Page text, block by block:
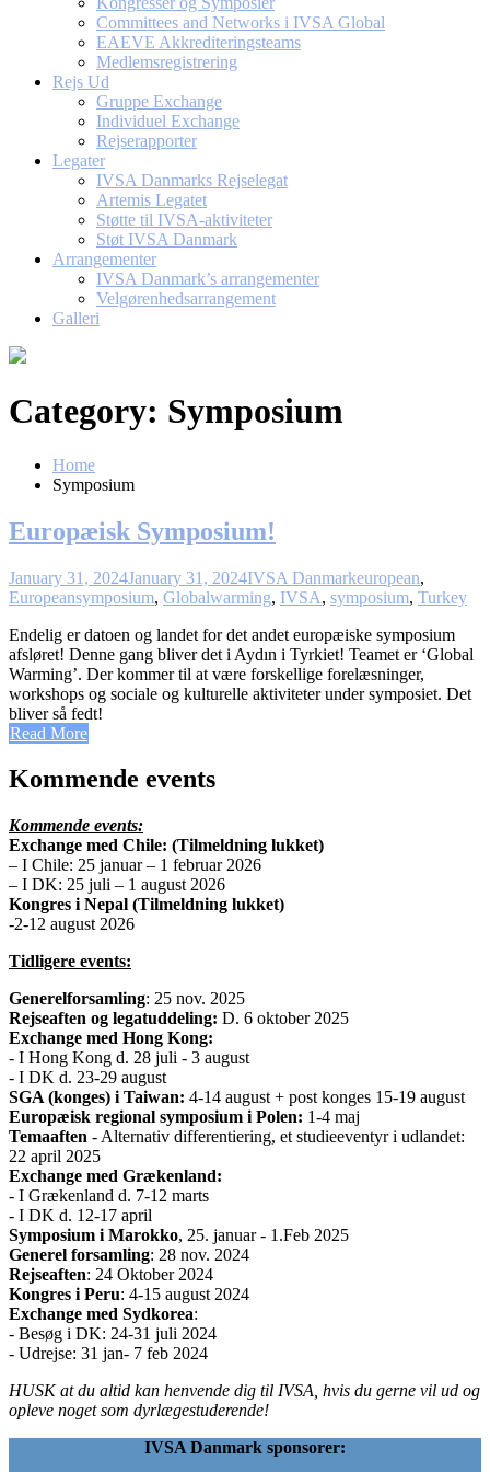
Committees and Networks i IVSA Global
EAEVE Akkrediteringsteams
Medlemsregistrering
Rejs Ud
Gruppe Exchange
Individuel Exchange
Rejserapporter
Legater
IVSA Danmarks Rejselegat
Artemis Legatet
Støtte til IVSA-aktiviteter
Støt IVSA Danmark
Arrangementer
IVSA Danmark’s arrangementer
Velgørenhedsarrangement
Galleri
Category: Symposium
Home
Symposium
Europæisk Symposium!
January 31, 2024January 31, 2024IVSA Danmarkeuropean,
Europeansymposium, Globalwarming, IVSA, symposium, Turkey
Endelig er datoen og landet for det andet europæiske symposium
afsløret! Denne gang bliver det i Aydın i Tyrkiet! Teamet er ‘Global
Warming’. Der kommer til at være forskellige forelæsninger,
workshops og sociale og kulturelle aktiviteter under symposiet. Det
bliver så fedt!
Read More
Kommende events
Kommende events:
Exchange med Chile: (Tilmeldning lukket)
– I Chile: 25 januar – 1 februar 2026
– I DK: 25 juli – 1 august 2026
Kongres i Nepal (Tilmeldning lukket)
-2-12 august 2026
Tidligere events:
Generelforsamling: 25 nov. 2025
Rejseaften og legatuddeling: D. 6 oktober 2025
Exchange med Hong Kong:
- I Hong Kong d. 28 juli - 3 august
- I DK d. 23-29 august
SGA (konges) i Taiwan: 4-14 august + post konges 15-19 august
Europæisk regional symposium i Polen: 1-4 maj
Temaaften - Alternativ differentiering, et studieeventyr i udlandet:
22 april 2025
Exchange med Grækenland:
- I Grækenland d. 7-12 marts
- I DK d. 12-17 april
Symposium i Marokko, 25. januar - 1.Feb 2025
Generel forsamling: 28 nov. 2024
Rejseaften: 24 Oktober 2024
Kongres i Peru: 4-15 august 2024
Exchange med Sydkorea:
- Besøg i DK: 24-31 juli 2024
- Udrejse: 31 jan- 7 feb 2024
HUSK at du altid kan henvende dig til IVSA, hvis du gerne vil ud og
opleve noget som dyrlægestuderende!
IVSA Danmark sponsorer: